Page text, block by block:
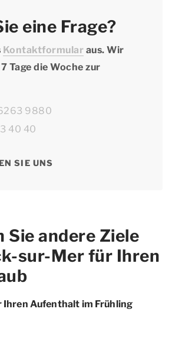
eine Frage?
Kontaktformular aus. Wir
Tage die Woche zur
9880
40 40
SIE UNS
Sie andere Ziele
sur-Mer für Ihren
Ihren Aufenthalt im Frühling